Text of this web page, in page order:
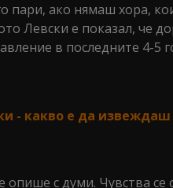
пари, ако нямаш хора,
Левски е показал, че
в последните 4-5
- какво е да извеждаш
с думи. Чувства се